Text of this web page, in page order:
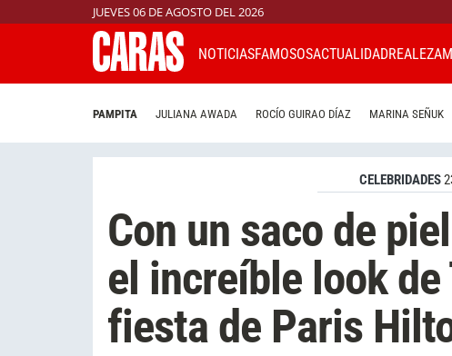
JUEVES 06 DE AGOSTO DEL 2026
NOTICIASFAMOSOSACTUALIDADREALEZA
PAMPITA JULIANA AWADA ROCÍO GUIRAO DÍAZ MARINA SEÑUK
CELEBRIDADES
Con un saco de
el increíble look
fiesta de Paris